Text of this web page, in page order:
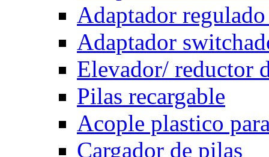
Adaptador
Adaptador
Elevador/ reductor
Pilas recargable
Acople plastico
Cargador de pilas